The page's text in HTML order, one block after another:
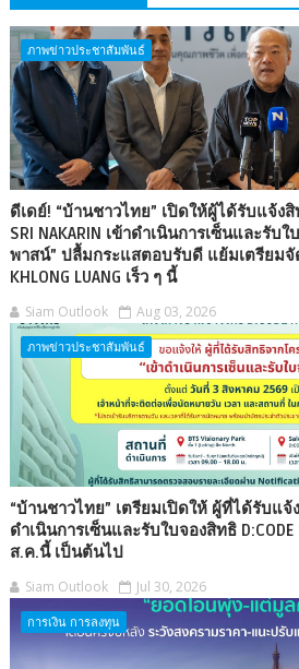
ภาพข่าวประชาสัมพันธ์
ดีเดย์! “บ้านชาวไทย” เปิดให้ผู้ได้รับแจ้งสิ
SRI NAKARIN เข้าดำเนินการเซ็นและรับ
พาสน์” ปลื้มกระแสตอบรับดี แย้มเตรียมจัด
KHLONG LUANG เร็ว ๆ นี้
Siam Outlook Aug 03, 2026
ภาพข่าวประชาสัมพันธ์
“บ้านชาวไทย” เตรียมเปิดให้ ผู้ที่ได้รับแจ้
ดำเนินการเซ็นและรับใบจองสิทธิ D:CODE
ส.ค.นี้ เป็นต้นไป
Siam Outlook Jul 30, 2026
การเงิน การลงทุน